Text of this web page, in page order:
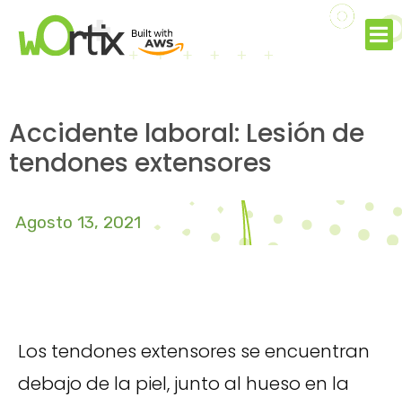
Accidente laboral: Lesión de
tendones extensores
Agosto 13, 2021
Los tendones extensores se encuentran
debajo de la piel, junto al hueso en la